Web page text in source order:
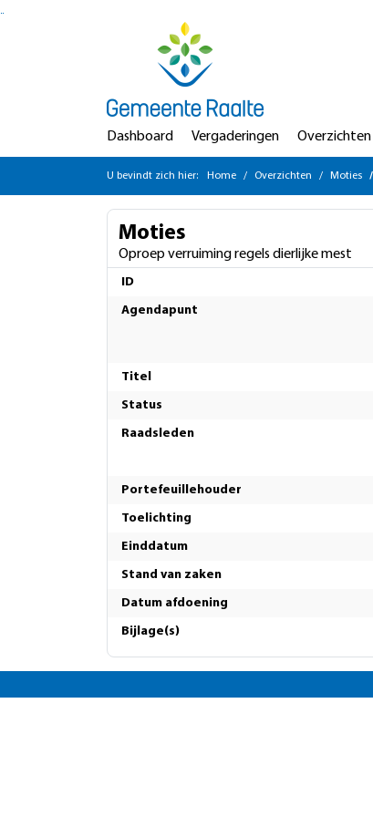
Ga naar de inhoud van deze pagina
Dashboard Vergaderingen Overzichten
U bevindt zich hier: Home Overzichten Moties
Moties
Oproep verruiming regels dierlijke mest
ID
Agendapunt
Titel
Status
Raadsleden
Portefeuillehouder
Toelichting
Einddatum
Stand van zaken
Datum afdoening
Bijlage(s)